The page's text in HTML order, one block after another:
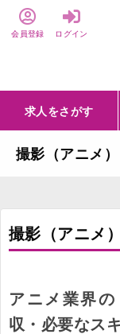
会員登録 ログイン
求人をさがす
詳細条件からさがす
求人特集からさがす
セミナーをさがす
クリエイティブNEXT
クリエイターズファーム
e-ラーニング
Fellows Creative
企業研修
お役立ち情報一覧
聞くは一時、聞かぬは一
クリエイターのお仕事図
クリエイターの声
Q&A
企業様向けお役立ち情報
撮影（アニメ）
撮影（アニメ）
アニメ業界
収・必要なス